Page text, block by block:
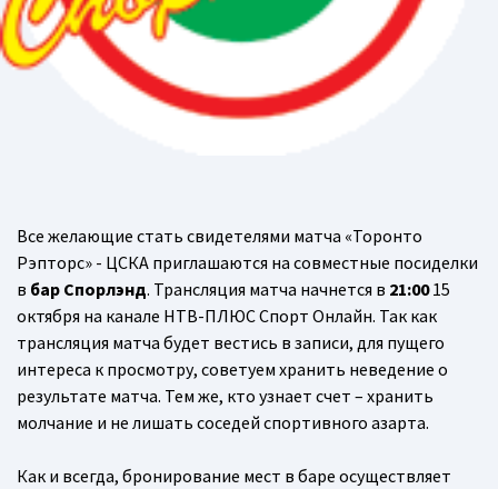
Все желающие стать свидетелями матча «Торонто
Рэпторс» - ЦСКА приглашаются на совместные посиделки
в бар Спорлэнд. Трансляция матча начнется в 21:0015
октября на канале НТВ-ПЛЮС Спорт Онлайн. Так как
трансляция матча будет вестись в записи, для пущего
интереса к просмотру, советуем хранить неведение о
результате матча. Тем же, кто узнает счет – хранить
молчание и не лишать соседей спортивного азарта.
Как и всегда, бронирование мест в баре осуществляет